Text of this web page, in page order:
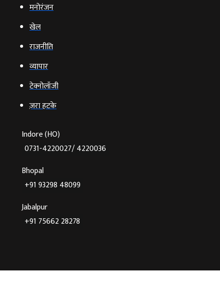
मनोरंजन
खेल
राजनीति
व्‍यापार
टेक्‍नोलॉजी
ज़रा हटके
Indore (HO)
0731-4220027/ 4220036
Bhopal
+91 93298 48099
Jabalpur
+91 75662 28278